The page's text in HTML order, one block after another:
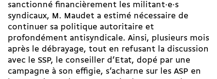
sanctionné financièrement les mi­li­tant·e·s
syndicaux, M. Maudet a estimé nécessaire de
continuer sa politique autoritaire et
profondément antisyndicale. Ainsi, plusieurs mois
après le débrayage, tout en refusant la discussion
avec le SSP, le conseiller d’Etat, dopé par une
campagne à son effigie, s’acharne sur les ASP en